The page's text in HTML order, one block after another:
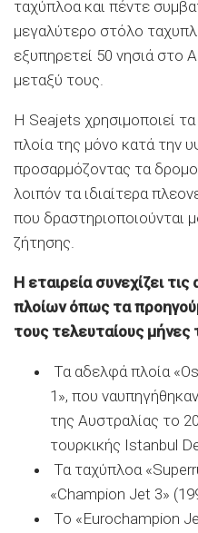
ταχύπλοα και πέντε
μεγαλύτερο στόλο
εξυπηρετεί 50 νησιά στο
μεταξύ τους.
Η Seajets χρησιμοποιεί
πλοία της μόνο κατά την
προσαρμόζοντας τα
λοιπόν τα ιδιαίτερα
που δραστηριοποιούνται
ζήτησης.
H εταιρεία συνεχίζει
πλοίων όπως τα
τους τελευταίους
Τα αδελφά πλοία
1», που
της Αυστραλίας το
τουρκικής Istanbul
Τα ταχύπλοα
«Champion Jet 3»
Το «Eurochampion